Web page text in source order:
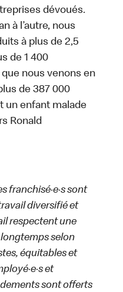
dévoués.
à l’autre, nous
à plus de 2,5
de 1 400
nous venons en
de 387 000
un enfant malade
Ronald
franchisé·e·s sont
diversifié et
respectent une
selon
équitables et
et
sont offerts